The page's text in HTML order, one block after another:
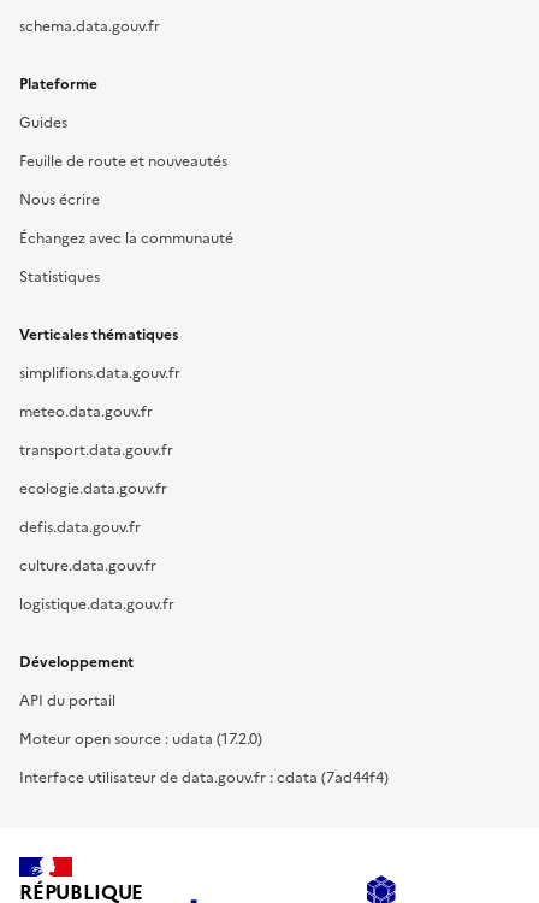
schema.data.gouv.fr
Plateforme
Guides
Feuille de route et nouveautés
Nous écrire
Échangez avec la communauté
Statistiques
Verticales thématiques
simplifions.data.gouv.fr
meteo.data.gouv.fr
transport.data.gouv.fr
ecologie.data.gouv.fr
defis.data.gouv.fr
culture.data.gouv.fr
logistique.data.gouv.fr
Développement
API du portail
Moteur open source : udata (17.2.0)
Interface utilisateur de data.gouv.fr : cdata (7ad44f4)
RÉPUBLIQUE